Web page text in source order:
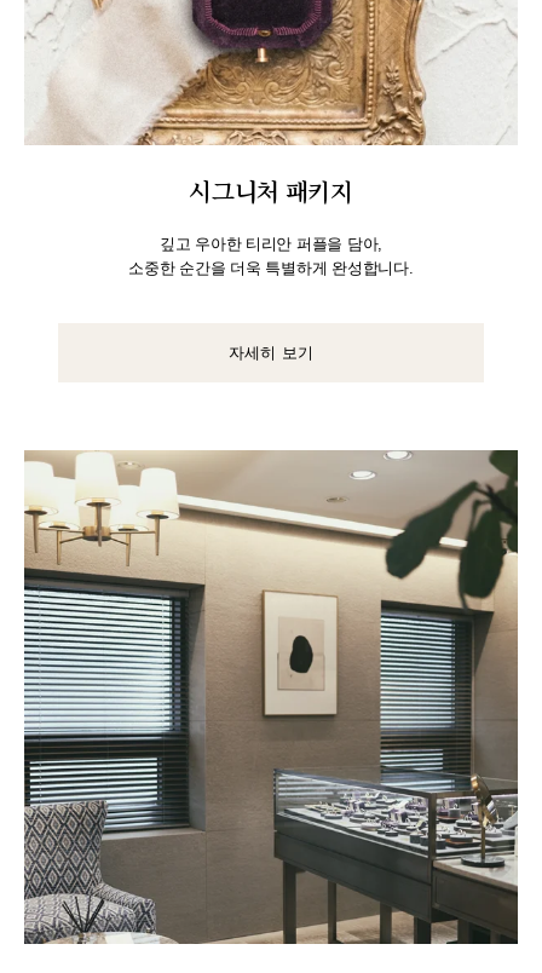
시그니처 패키지
깊고 우아한 티리안 퍼플을 담아,
소중한 순간을 더욱 특별하게 완성합니다.
자세히 보기